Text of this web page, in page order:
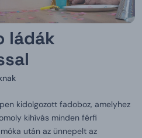
ládák
kidolgozott fadoboz, amelyhez
kihívás minden férfi
után az ünnepelt az